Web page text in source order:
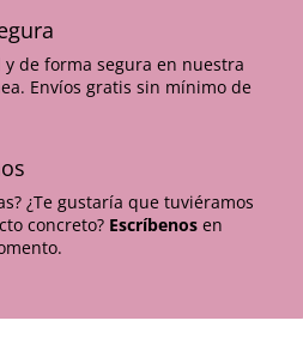
y de forma segura en nuestra
Envíos gratis sin mínimo de
¿Te gustaría que tuviéramos
concreto? Escríbenos en